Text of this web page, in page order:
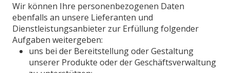
Wir können Ihre personenbezogenen Daten
ebenfalls an unsere Lieferanten und
Dienstleistungsanbieter zur Erfüllung folgender
Aufgaben weitergeben:
uns bei der Bereitstellung oder Gestaltung
unserer Produkte oder der Geschäftsverwaltung